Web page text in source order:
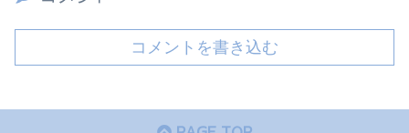
コメントを書き込む